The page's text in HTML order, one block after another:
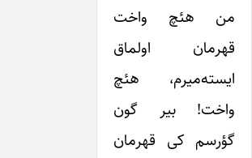
من هئچ واخت
قهرمان اولماق
ایسته‌میرم، هئچ
واخت! بیر گون
گؤرسم کی قهرمان